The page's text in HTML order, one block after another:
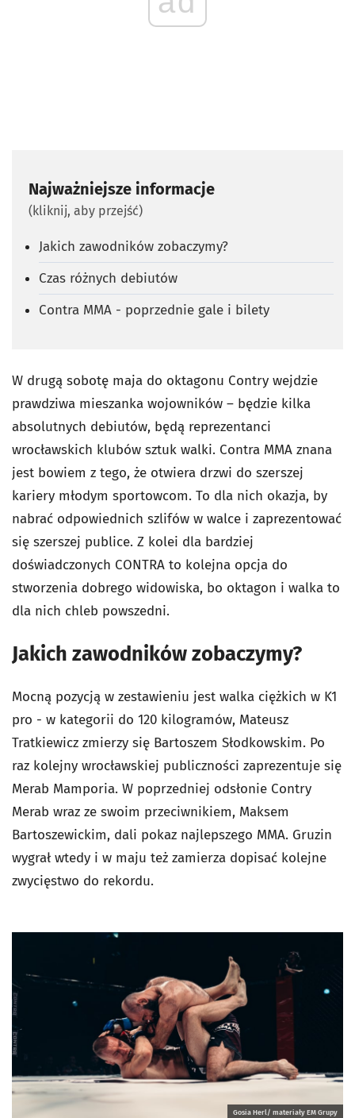
Najważniejsze informacje
(kliknij, aby przejść)
Jakich zawodników zobaczymy?
Czas różnych debiutów
Contra MMA - poprzednie gale i bilety
W drugą sobotę maja do oktagonu Contry wejdzie
prawdziwa mieszanka wojowników – będzie kilka
absolutnych debiutów, będą reprezentanci
wrocławskich klubów sztuk walki. Contra MMA znana
jest bowiem z tego, że otwiera drzwi do szerszej
kariery młodym sportowcom. To dla nich okazja, by
nabrać odpowiednich szlifów w walce i zaprezentować
się szerszej publice. Z kolei dla bardziej
doświadczonych CONTRA to kolejna opcja do
stworzenia dobrego widowiska, bo oktagon i walka to
dla nich chleb powszedni.
Jakich zawodników zobaczymy?
Mocną pozycją w zestawieniu jest walka ciężkich w K1
pro - w kategorii do 120 kilogramów, Mateusz
Tratkiewicz zmierzy się Bartoszem Słodkowskim. Po
raz kolejny wrocławskiej publiczności zaprezentuje się
Merab Mamporia. W poprzedniej odsłonie Contry
Merab wraz ze swoim przeciwnikiem, Maksem
Bartoszewickim, dali pokaz najlepszego MMA. Gruzin
wygrał wtedy i w maju też zamierza dopisać kolejne
zwycięstwo do rekordu.
Gosia Herl/ materiały EM Grupy